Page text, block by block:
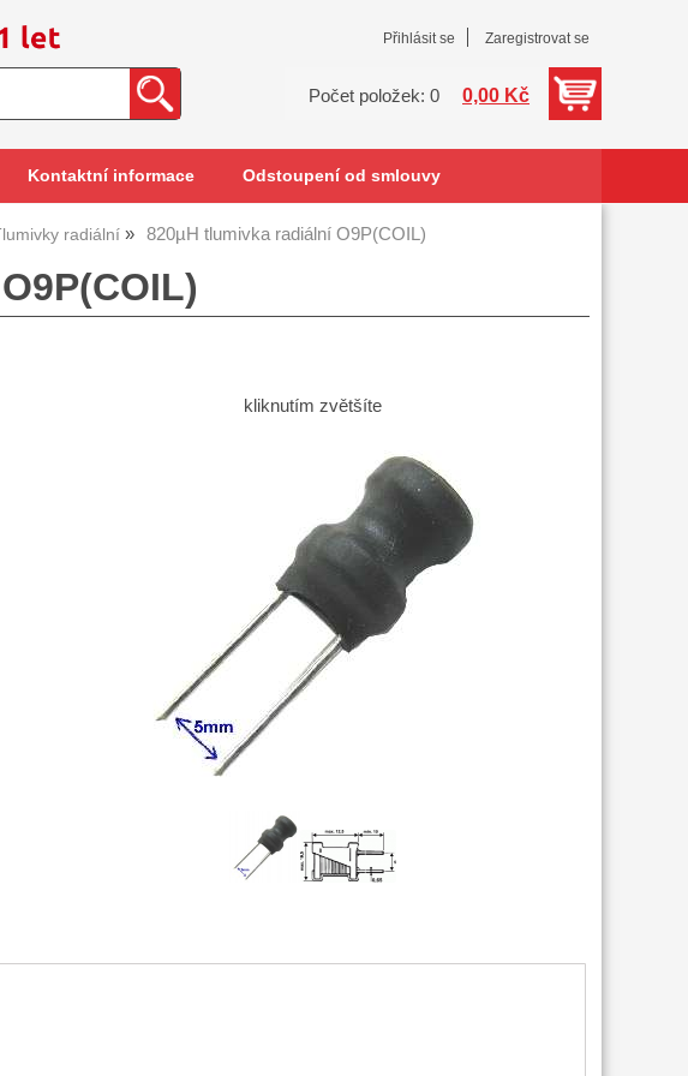
Přihlásit se Zaregistrovat se
Počet položek: 0 0,00 Kč
Kontaktní informace Odstoupení od smlouvy
radiální 820µH tlumivka radiální O9P(COIL)
kliknutím zvětšíte